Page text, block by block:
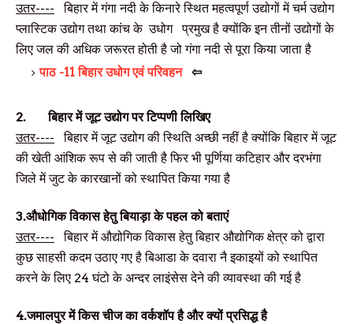
उतर---- बिहार में गंगा नदी के किनारे स्थित महत्वपूर्ण उद्योगों में चर्म उद्योग
प्लास्टिक उद्योग तथा कांच के उधोग प्रमुख है क्योंकि इन तीनों उद्योगों के
लिए जल की अधिक जरूरत होती है जो गंगा नदी से पूरा किया जाता है
पाठ -11 बिहार उधोग एवं परिवहन ⇦
2.
बिहार में जूट उद्योग पर टिप्पणी लिखिए
उतर---- बिहार में जूट उद्योग की स्थिति अच्छी नहीं है क्योंकि बिहार में जूट
की खेती आंशिक रूप से की जाती है फिर भी पूर्णिया कटिहार और दरभंगा
जिले में जुट के कारखानों को स्थापित किया गया है
3.औधोगिक विकास हेतु बियाड़ाके पहल को बताएं
उतर----
बिहार में औद्योगिक विकास हेतु बिहार औद्योगिक क्षेत्र को द्वारा
कुछ साहसी कदम उठाए गए है बिआडा के दवारा नै इकाइयों को स्थापित
करने के लिए 24 घंटो के अन्दर लाइंसेस देने की व्यावस्था की गई है
4.जमालपुर में किस चीज का वर्कशॉप है और क्यों प्रसिद्ध है